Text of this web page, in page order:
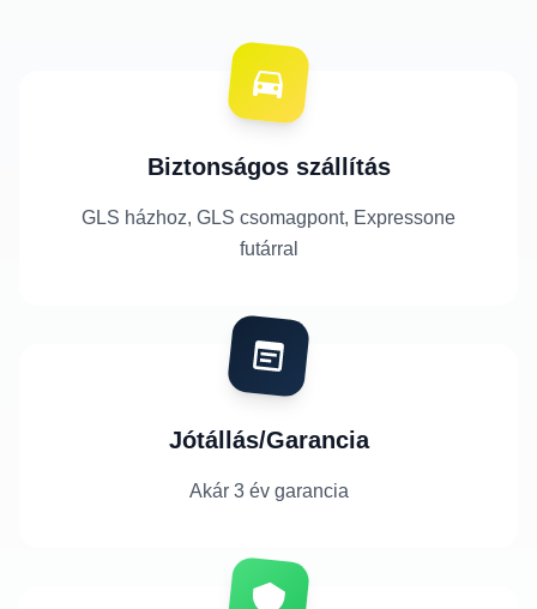
Biztonságos szállítás
GLS házhoz, GLS csomagpont, Expressone
futárral
Jótállás/Garancia
Akár 3 év garancia